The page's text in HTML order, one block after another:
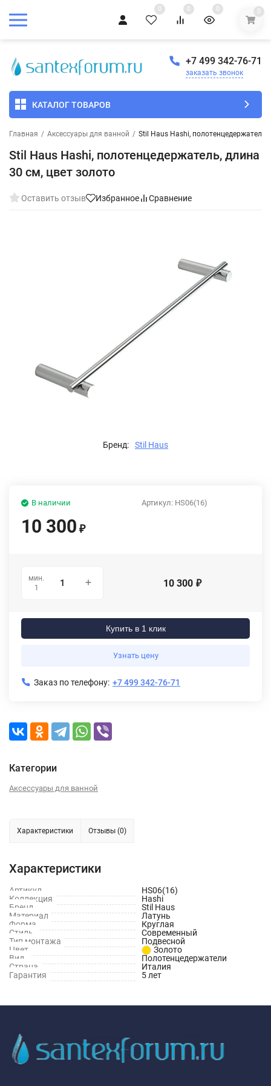
0 0 0 0
+7 499 342-76-71
заказать звонок
КАТАЛОГ ТОВАРОВ
Главная / Аксессуары для ванной / Stil Haus Hashi, полотенцедержатель,
Stil Haus Hashi, полотенцедержатель, длина
30 см, цвет золото
Оставить отзыв Избранное Сравнение
Бренд: Stil Haus
Артикул: HS06(16)
В наличии
10 300 ₽
мин.
1
10 300 ₽
Купить в 1 клик
Узнать цену
Заказ по телефону: +7 499 342-76-71
Категории
Аксессуары для ванной
Характеристики Отзывы (0)
Характеристики
Артикул
HS06(16)
Коллекция
Hashi
Бренд
Stil Haus
Материал
Латунь
Форма
Круглая
Стиль
Современный
Тип монтажа
Подвесной
Цвет
Золото
Вид
Полотенцедержатели
Страна
Италия
Гарантия
5 лет